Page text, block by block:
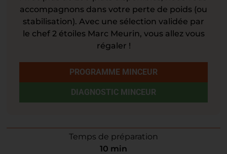
accompagnons dans votre perte de poids (ou
stabilisation). Avec une sélection validée par
le chef 2 étoiles Marc Meurin, vous allez vous
régaler !
PROGRAMME MINCEUR
DIAGNOSTIC MINCEUR
Temps de préparation
10 min